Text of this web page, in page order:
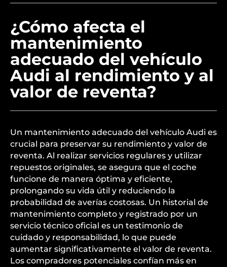
¿Cómo afecta el
mantenimiento
adecuado del vehículo
Audi al rendimiento y al
valor de reventa?
Un mantenimiento adecuado del vehículo Audi es
crucial para preservar su rendimiento y valor de
reventa. Al realizar servicios regulares y utilizar
repuestos originales, se asegura que el coche
funcione de manera óptima y eficiente,
prolongando su vida útil y reduciendo la
probabilidad de averías costosas. Un historial de
mantenimiento completo y registrado por un
servicio técnico oficial es un testimonio de
cuidado y responsabilidad, lo que puede
aumentar significativamente el valor de reventa.
Los compradores potenciales confían más en